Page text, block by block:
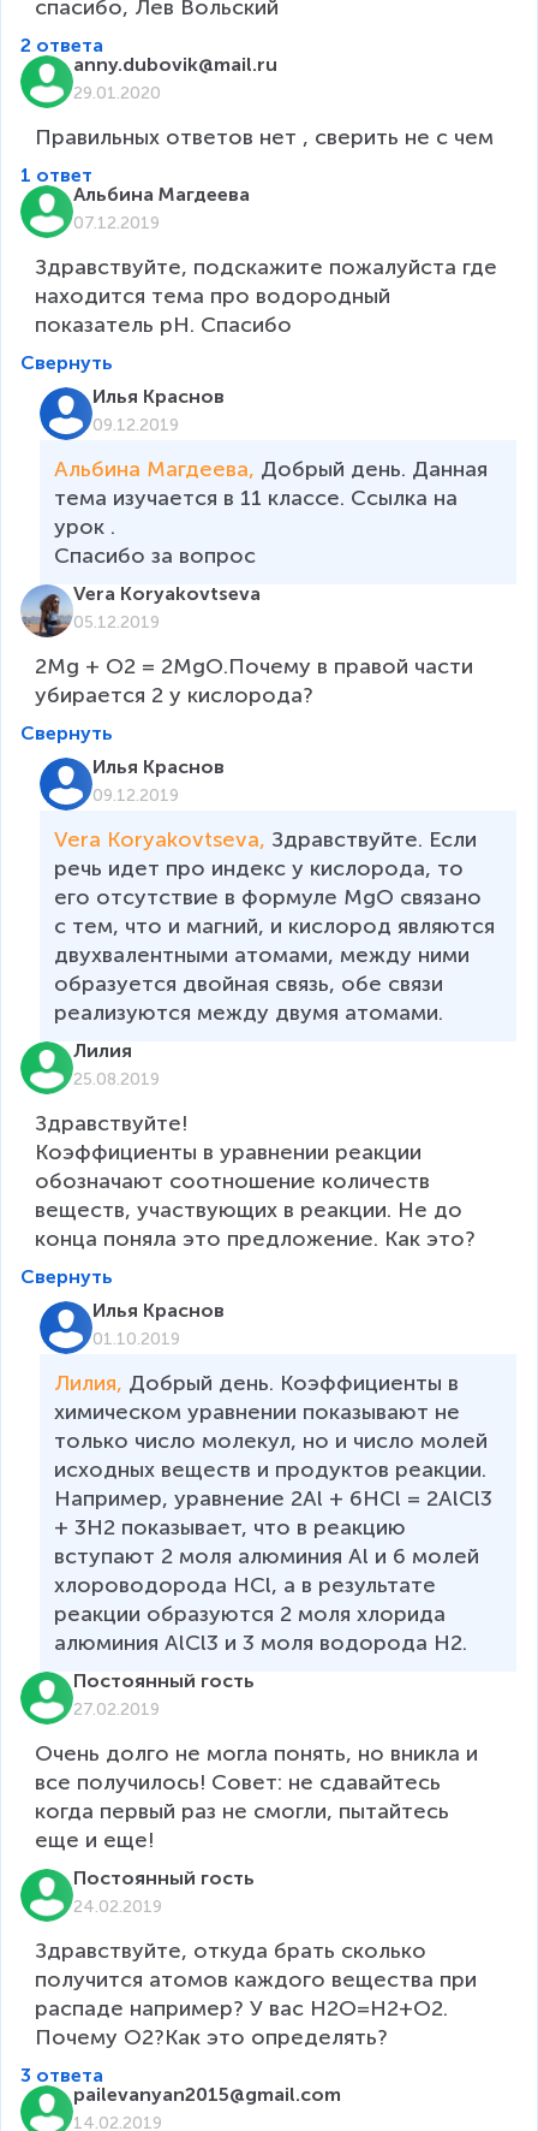
спасибо, Лев Вольский
2 ответа
anny.dubovik@mail.ru
29.01.2020
Правильных ответов нет , сверить не с чем
1 ответ
Альбина Магдеева
07.12.2019
Здравствуйте, подскажите пожалуйста где
находится тема про водородный
показатель pH. Спасибо
Свернуть
Илья Краснов
09.12.2019
Альбина Магдеева, Добрый день. Данная
тема изучается в 11 классе. Ссылка на
урок .
Спасибо за вопрос
Vera Koryakovtseva
05.12.2019
2Mg + O2 = 2MgO.Почему в правой части
убирается 2 у кислорода?
Свернуть
Илья Краснов
09.12.2019
Vera Koryakovtseva, Здравствуйте. Если
речь идет про индекс у кислорода, то
его отсутствие в формуле MgO связано
с тем, что и магний, и кислород являются
двухвалентными атомами, между ними
образуется двойная связь, обе связи
реализуются между двумя атомами.
Лилия
25.08.2019
Здравствуйте!
Коэффициенты в уравнении реакции
обозначают соотношение количеств
веществ, участвующих в реакции. Не до
конца поняла это предложение. Как это?
Свернуть
Илья Краснов
01.10.2019
Лилия, Добрый день. Коэффициенты в
химическом уравнении показывают не
только число молекул, но и число молей
исходных веществ и продуктов реакции.
Например, уравнение 2Al + 6HCl = 2AlCl3
+ 3H2 показывает, что в реакцию
вступают 2 моля алюминия Аl и 6 молей
хлороводорода НСl, а в результате
реакции образуются 2 моля хлорида
алюминия АlСl3 и 3 моля водорода Н2.
Постоянный гость
27.02.2019
Очень долго не могла понять, но вникла и
все получилось! Совет: не сдавайтесь
когда первый раз не смогли, пытайтесь
еще и еще!
Постоянный гость
24.02.2019
Здравствуйте, откуда брать сколько
получится атомов каждого вещества при
распаде например? У вас H2O=H2+O2.
Почему О2?Как это определять?
3 ответа
pailevanyan2015@gmail.com
14.02.2019